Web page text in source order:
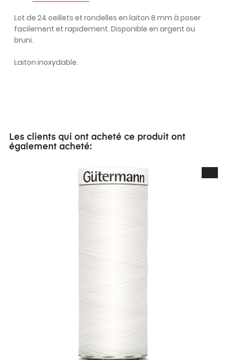
Lot de 24 oeillets et rondelles en laiton 8 mm à poser
facilement et rapidement. Disponible en argent ou
bruni.
Laiton inoxydable.
Les clients qui ont acheté ce produit ont
également acheté: